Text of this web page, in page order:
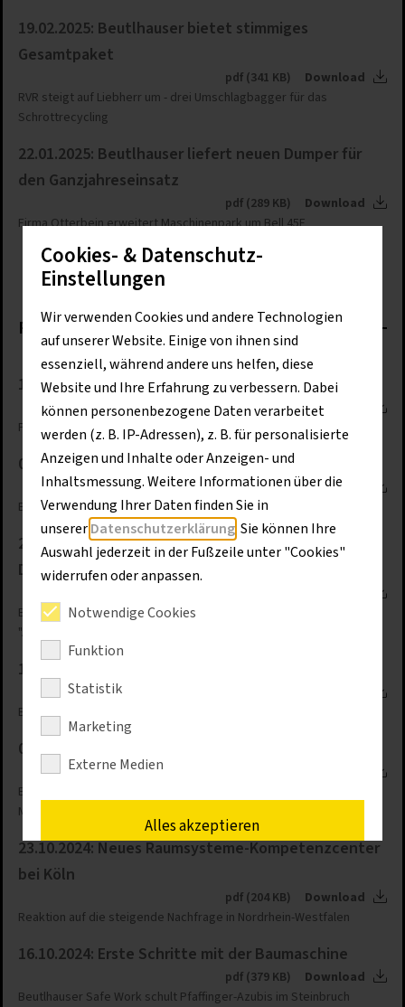
19.02.2025: Beutlhauser bietet stimmiges
Gesamtpaket
pdf (341 KB)
Download
RVR steigt auf Liebherr um - drei Umschlagbagger für das
Schrottrecycling
22.01.2025: Beutlhauser liefert neuen Dumper für
den Ganzjahreseinsatz
pdf (289 KB)
Download
Firma Otterbein erweitert Maschinenpark um Bell 45E
Pressemitteilungen 2024
11.12.2024: Beutlhauser-Mietkran mit Extras
pdf (107 KB)
Download
Passauer Hochbauteam konfiguriert 172 EC-B nach Kundenwunsch
04.12.2024: Schlüsselmaschine für knifflige Fälle
pdf (129 KB)
Download
Beutlhauser beliefert Plannerer mit Liebherr-Abbruchbagger R 980
20.11.2024: Professionelle Prüfung und lückenlose
Dokumentation
Beutlhauser Safe Work unterstützt bei Prio-Thema
"Arbeitssicherheit"
13.11.2024: Containerhandling leicht gemacht
Beutlhauser beliefert ProContain mit Linde-Großstapler H160D
06.11.2024: Emissionen senken im Schrottrecycling
Beutlhauser stattet Derichebourg Nürnberg mit LH 30 mit
Metallschere und Sortiergreifer aus
23.10.2024: Neues Raumsysteme-Kompetenzcenter
bei Köln
pdf (204 KB)
Download
Reaktion auf die steigende Nachfrage in Nordrhein-Westfalen
16.10.2024: Erste Schritte mit der Baumaschine
pdf (379 KB)
Download
Beutlhauser Safe Work schult Pfaffinger-Azubis im Steinbruch
Cookies- & Datenschutz-
Einstellungen
Wir verwenden Cookies und andere Technologien
auf unserer Website. Einige von ihnen sind
essenziell, während andere uns helfen, diese
Website und Ihre Erfahrung zu verbessern. Dabei
können personenbezogene Daten verarbeitet
werden (z. B. IP-Adressen), z. B. für personalisierte
Anzeigen und Inhalte oder Anzeigen- und
Inhaltsmessung. Weitere Informationen über die
Verwendung Ihrer Daten finden Sie in
unsererDatenschutzerklärung . Sie können Ihre
Auswahl jederzeit in der Fußzeile unter "Cookies"
widerrufen oder anpassen.
Notwendige Cookies
Funktion
Statistik
Marketing
Externe Medien
Alles akzeptieren
Nur erforderliche Cookies akzeptieren
Details anzeigen